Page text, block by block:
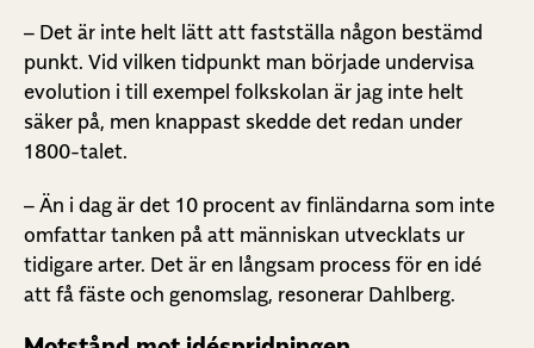
– Det är inte helt lätt att fastställa någon bestämd
punkt. Vid vilken tidpunkt man började undervisa
evolution i till exempel folkskolan är jag inte helt
säker på, men knappast skedde det redan under
1800-talet.
– Än i dag är det 10 procent av finländarna som inte
omfattar tanken på att människan utvecklats ur
tidigare arter. Det är en långsam process för en idé
att få fäste och genomslag, resonerar Dahlberg.